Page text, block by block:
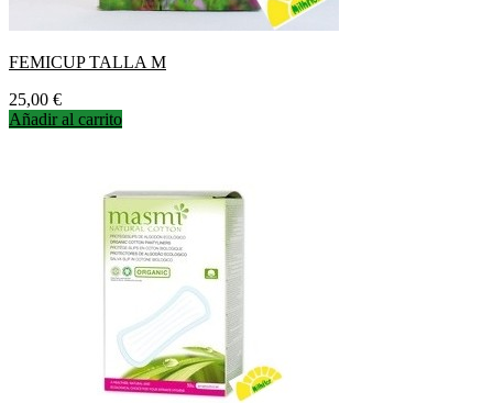
FEMICUP TALLA M
Precio
25,00 €
Añadir al carrito